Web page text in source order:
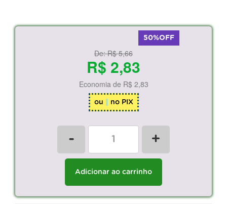
50%OFF
De:R$ 5,66
R$ 2,83
Economia de R$ 2,83
ou no PIX
- +
Adicionar ao carrinho